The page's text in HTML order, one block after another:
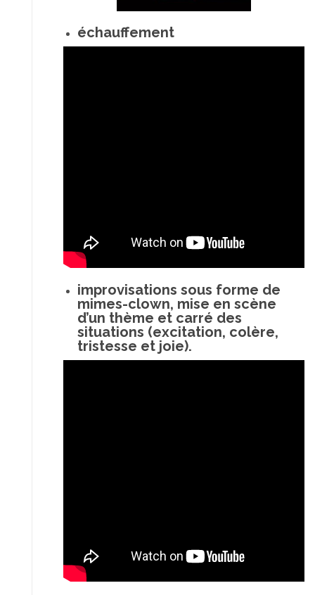
échauffement
improvisations sous forme de
mimes-clown, mise en scène
d’un thème et carré des
situations (excitation, colère,
tristesse et joie).